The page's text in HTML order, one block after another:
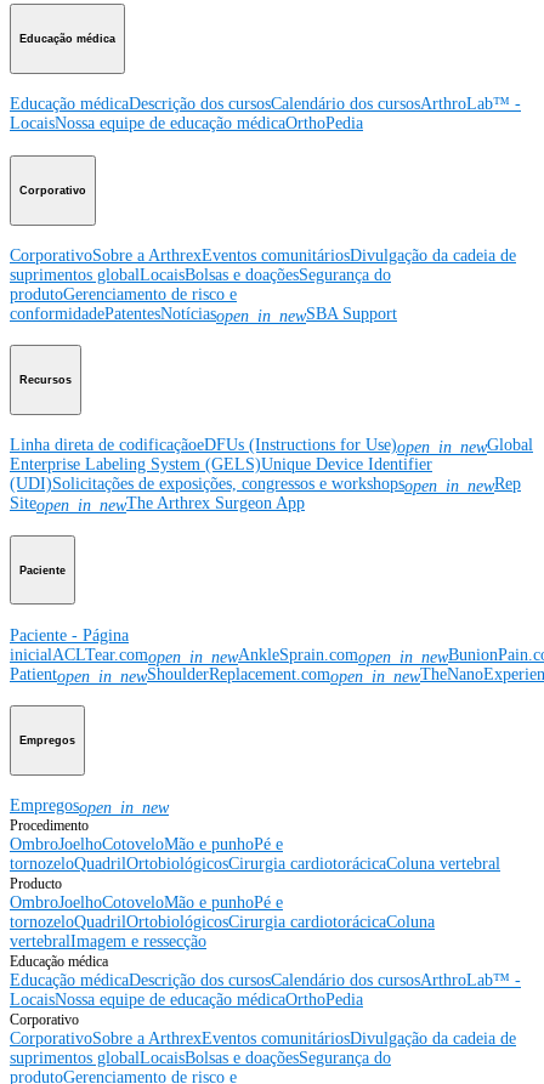
Educação médica
Educação médicaDescrição dos cursosCalendário dos cursosArthroLab™ -
LocaisNossa equipe de educação médicaOrthoPedia
Corporativo
CorporativoSobre a ArthrexEventos comunitáriosDivulgação da cadeia de
suprimentos globalLocaisBolsas e doaçõesSegurança do
produtoGerenciamento de risco e
conformidadePatentesNotíciasopen_in_newSBA Support
Recursos
Linha direta de codificaçãoeDFUs (Instructions for Use)open_in_newGlobal
Enterprise Labeling System (GELS)Unique Device Identifier
(UDI)Solicitações de exposições, congressos e workshopsopen_in_newRep
Siteopen_in_newThe Arthrex Surgeon App
Paciente
Paciente - Página
inicial ACLTear.comopen_in_newAnkleSprain.comopen_in_new
Patientopen_in_newShoulderReplacement.comopen_in_new
Empregos
Empregosopen_in_new
Procedimento
OmbroJoelhoCotoveloMão e punhoPé e
tornozeloQuadrilOrtobiológicosCirurgia cardiotorácicaColuna vertebral
Producto
OmbroJoelhoCotoveloMão e punhoPé e
tornozeloQuadrilOrtobiológicosCirurgia cardiotorácicaColuna
vertebralImagem e ressecção
Educação médica
Educação médicaDescrição dos cursosCalendário dos cursosArthroLab™ -
LocaisNossa equipe de educação médicaOrthoPedia
Corporativo
CorporativoSobre a ArthrexEventos comunitáriosDivulgação da cadeia de
suprimentos globalLocaisBolsas e doaçõesSegurança do
produtoGerenciamento de risco e